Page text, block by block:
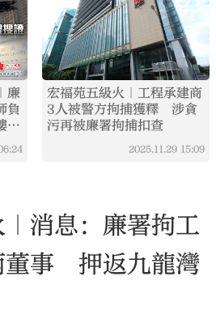
廉
負
搜
宏福苑五級火｜工程承建商
3人被警方拘捕獲釋 涉貪
污再被廉署拘捕扣查
2025.11.29 15:09
消息：廉署拘工
董事 押返九龍灣